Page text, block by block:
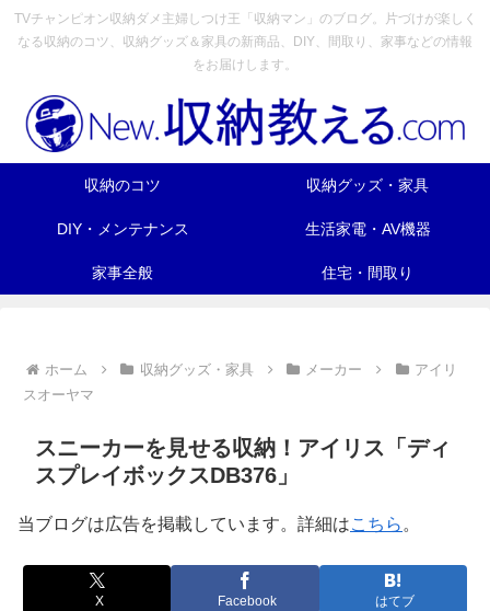
TVチャンピオン収納ダメ主婦しつけ王「収納マン」のブログ。片づけが楽しく
なる収納のコツ、収納グッズ＆家具の新商品、DIY、間取り、家事などの情報
をお届けします。
収納のコツ 収納グッズ・家具
DIY・メンテナンス 生活家電・AV機器
家事全般 住宅・間取り
ホーム 収納グッズ・家具 メーカー
アイリ
スオーヤマ
スニーカーを見せる収納！アイリス「ディ
スプレイボックスDB376」
当ブログは広告を掲載しています。詳細はこちら 。
X Facebook はてブ